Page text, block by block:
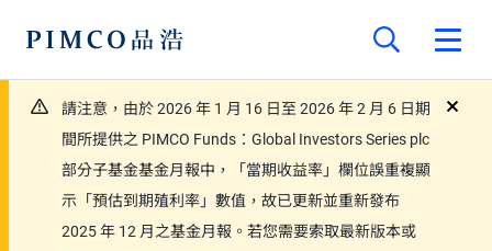
請注意，由於 2026 年 1 月 16 日至 2026 年 2 月 6 日期
間所提供之 PIMCO Funds：Global Investors Series plc
部分子基金基金月報中，「當期收益率」欄位誤重複顯
示「預估到期殖利率」數值，故已更新並重新發布
2025 年 12 月之基金月報。若您需要索取最新版本或